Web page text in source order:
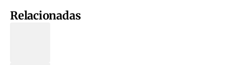
Relacionadas